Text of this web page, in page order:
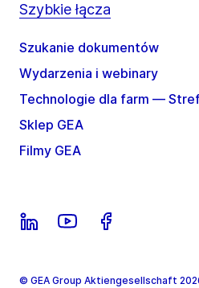
Szybkie łącza
Szukanie dokumentów
Wydarzenia i webinary
Technologie dla farm —
Sklep GEA
Filmy GEA
© GEA Group Aktiengesellschaft